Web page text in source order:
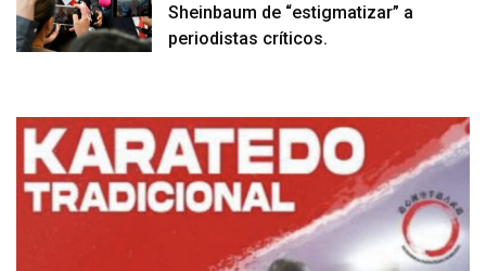
Sheinbaum de “estigmatizar” a
periodistas críticos.